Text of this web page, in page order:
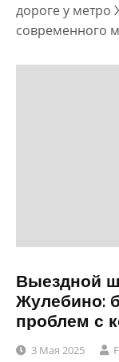
дороге у метро
современного
Выездной
Жулебино:
проблем с
3 Мая 2025